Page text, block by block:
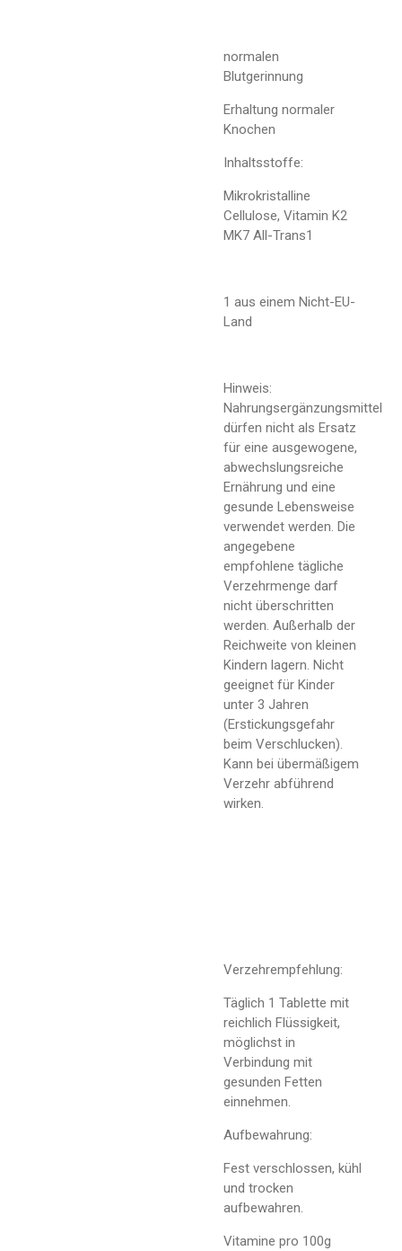
normalen
Blutgerinnung
Erhaltung normaler
Knochen
Inhaltsstoffe:
Mikrokristalline
Cellulose, Vitamin K2
MK7 All-Trans1
1 aus einem Nicht-EU-
Land
Hinweis:
Nahrungsergänzungsmittel
dürfen nicht als Ersatz
für eine ausgewogene,
abwechslungsreiche
Ernährung und eine
gesunde Lebensweise
verwendet werden. Die
angegebene
empfohlene tägliche
Verzehrmenge darf
nicht überschritten
werden. Außerhalb der
Reichweite von kleinen
Kindern lagern. Nicht
geeignet für Kinder
unter 3 Jahren
(Erstickungsgefahr
beim Verschlucken).
Kann bei übermäßigem
Verzehr abführend
wirken.
Verzehrempfehlung:
Täglich 1 Tablette mit
reichlich Flüssigkeit,
möglichst in
Verbindung mit
gesunden Fetten
einnehmen.
Aufbewahrung:
Fest verschlossen, kühl
und trocken
aufbewahren.
Vitamine pro 100g